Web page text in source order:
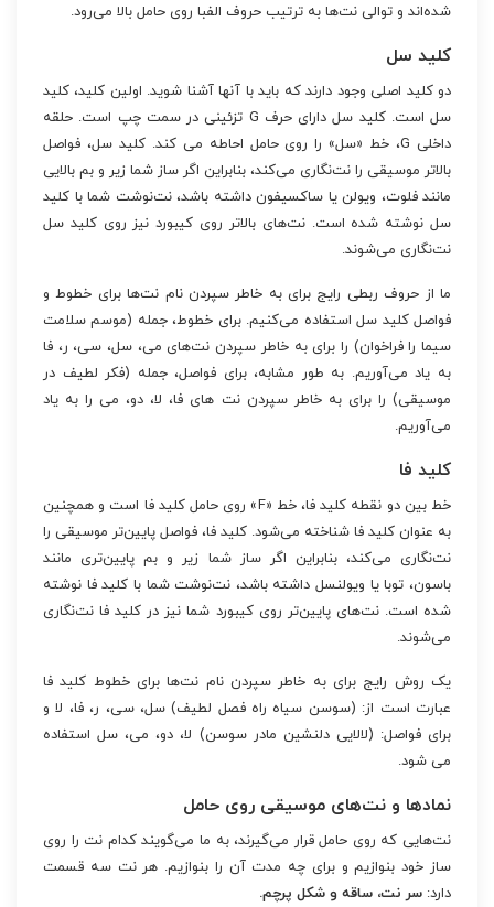
شده‌اند و توالی نت‌ها به ترتیب حروف الفبا روی حامل بالا می‌رود.
کلید سل
دو کلید اصلی وجود دارند که باید با آنها آشنا شوید. اولین کلید، کلید
سل است. کلید سل دارای حرف G تزئینی در سمت چپ است. حلقه
داخلی G، خط «سل» را روی حامل احاطه می کند. کلید سل، فواصل
بالاتر موسیقی را نت‌نگاری می‌کند، بنابراین اگر ساز شما زیر و بم بالایی
مانند فلوت، ویولن یا ساکسیفون داشته باشد، نت‌نوشت شما با کلید
سل نوشته شده است. نت‌های بالاتر روی کیبورد نیز روی کلید سل
نت‌نگاری می‌شوند.
ما از حروف ربطی رایج برای به خاطر سپردن نام نت‌ها برای خطوط و
فواصل کلید سل استفاده می‌کنیم. برای خطوط، جمله (موسم سلامت
سیما را فراخوان) را برای به خاطر سپردن نت‌های می، سل، سی، ر، فا
به یاد می‌آوریم. به طور مشابه، برای فواصل، جمله (فکر لطیف در
موسیقی) را برای به خاطر سپردن نت های فا، لا، دو، می را به یاد
می‌آوریم.
کلید فا
خط بین دو نقطه کلید فا، خط «F» روی حامل کلید فا است و همچنین
به عنوان کلید فا شناخته می‌شود. کلید فا، فواصل پایین‌تر موسیقی را
نت‌نگاری می‌کند، بنابراین اگر ساز شما زیر و بم پایین‌تری مانند
باسون، توبا یا ویولنسل داشته باشد، نت‌نوشت شما با کلید فا نوشته
شده است. نت‌های پایین‌تر روی کیبورد شما نیز در کلید فا نت‌نگاری
می‌شوند.
یک روش رایج برای به خاطر سپردن نام نت‌ها برای خطوط کلید فا
عبارت است از: (سوسن سیاه راه فصل لطیف) سل، سی، ر، فا، لا و
برای فواصل: (لالایی دلنشین مادر سوسن) لا، دو، می، سل استفاده
می شود.
نمادها و نت‌های موسیقی روی حامل
نت‌هایی که روی حامل قرار می‌گیرند، به ما می‌گویند کدام نت را روی
ساز خود بنوازیم و برای چه مدت آن را بنوازیم. هر نت سه قسمت
دارد: سر نت، ساقه و شکل پرچم.